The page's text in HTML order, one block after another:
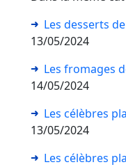
Les desserts
13/05/2024
Les fromages
14/05/2024
Les célèbres
13/05/2024
Les célèbres